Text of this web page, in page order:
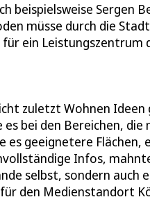
beispielsweise Sergen
müsse durch die
ein Leistungszentrum
zuletzt Wohnen Ideen
bei den Bereichen, die
es geeignetere
Infos,
selbst, sondern auch
den Medienstandort